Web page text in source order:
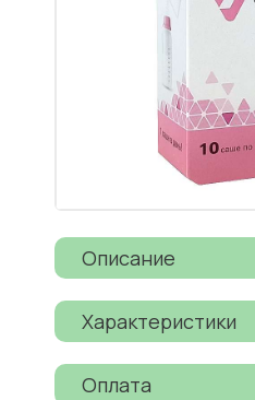
Описание
Характеристики
Оплата